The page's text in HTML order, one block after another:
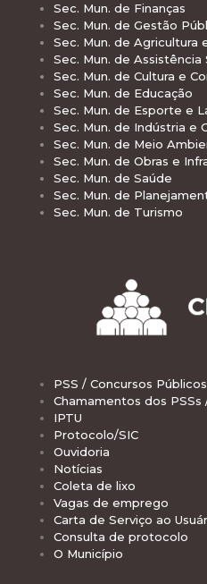
Sec. Mun. de Finanças
Sec. Mun. de Gestão
Sec. Mun. de Agricultura
Sec. Mun. de Assistência
Sec. Mun. de Cultura e
Sec. Mun. de Educação
Sec. Mun. de Esporte e
Sec. Mun. de Indústria e
Sec. Mun. de Meio
Sec. Mun. de Obras e
Sec. Mun. de Saúde
Sec. Mun. de
Sec. Mun. de Turismo
PSS / Concursos Públicos
Chamamentos dos PSSs
IPTU
Protocolo/SIC
Ouvidoria
Notícias
Coleta de lixo
Vagas de emprego
Carta de Serviço ao
Consulta de protocolo
O Município